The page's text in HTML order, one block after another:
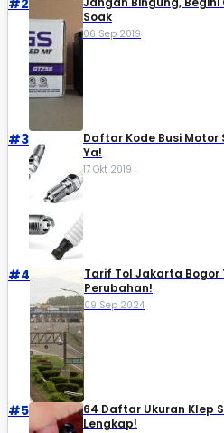
#2
Soak
06 Sep 2019
#3
Daftar Kode Busi
Ya!
17 Okt 2019
#4
Tarif Tol Jakarta Bogor
Perubahan!
09 Sep 2024
#5
64 Daftar Ukuran Klep
Lengkap!